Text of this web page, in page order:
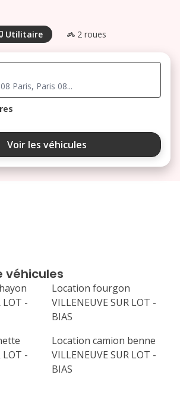
Utilitaire 2 roues
août 2026
ma me
25 26
ma me je
ve
2
Voir les véhicules
véhicules
LOT -
Location fourgon
VILLENEUVE SUR LOT -
BIAS
LOT -
Location camion benne
VILLENEUVE SUR LOT -
BIAS